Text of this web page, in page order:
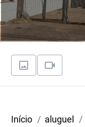
Início aluguel